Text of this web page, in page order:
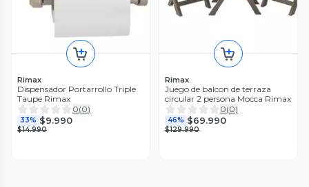
Rimax
Dispensador Portarrollo Triple
Taupe Rimax
0(0)
33% $9.990
$14.990
Rimax
Juego de balcon de terraza
circular 2 persona Mocca Rimax
0(0)
46% $69.990
$129.990